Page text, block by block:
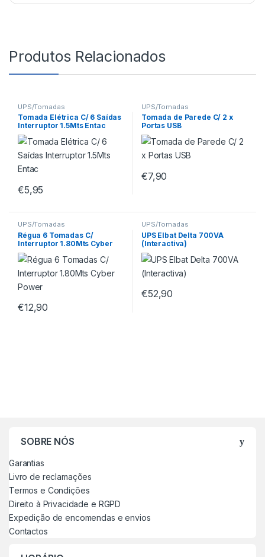
Produtos Relacionados
UPS/Tomadas
Tomada Elétrica C/ 6 Saídas
Interruptor 1.5Mts Entac
€5,95
UPS/Tomadas
Tomada de Parede C/ 2 x
Portas USB
€7,90
UPS/Tomadas
Régua 6 Tomadas C/
Interruptor 1.80Mts Cyber
Power
€12,90
UPS/Tomadas
UPS Elbat Delta 700VA
(Interactiva)
€52,90
SOBRE NÓS
Garantias
Livro de reclamações
Termos e Condições
Direito à Privacidade e RGPD
Expedição de encomendas e envios
Contactos